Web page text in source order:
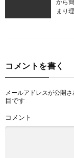
から
まり
コメントを書く
メールアドレスが公開さ
目です
コメント